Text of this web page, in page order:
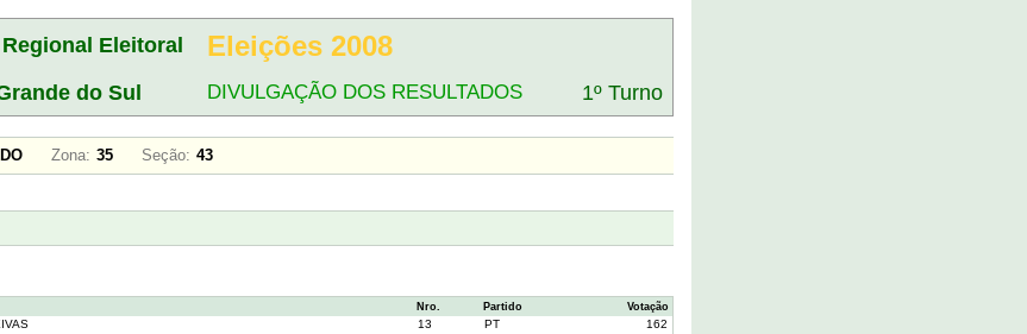
Eleitoral Eleições 2008
do Sul DIVULGAÇÃO DOS RESULTADOS 1º Turno
Zona: 35 Seção: 43
Nro. Partido Votação
13 PT
162